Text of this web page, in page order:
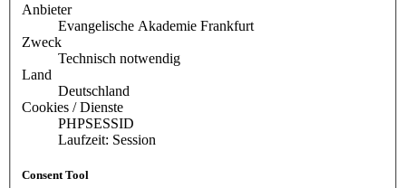
Anbieter
Evangelische Akademie Frankfurt
Zweck
Technisch notwendig
Land
Deutschland
Cookies / Dienste
PHPSESSID
Laufzeit: Session
Consent Tool